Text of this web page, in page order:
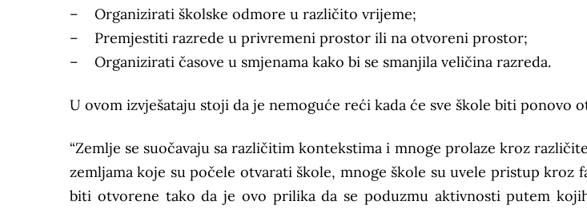
– Organizirati školske odmore u različito vrijeme;
– Premjestiti razrede u privremeni prostor ili na otvoreni prostor;
– Organizirati časove u smjenama kako bi se smanjila veličina razreda.
U ovom izvješataju stoji da je nemoguće reći kada će sve škole biti ponovo
“Zemlje se suočavaju sa različitim kontekstima i mnoge prolaze kroz
zemljama koje su počele otvarati škole, mnoge škole su uvele pristup kroz
biti otvorene tako da je ovo prilika da se poduzmu aktivnosti putem